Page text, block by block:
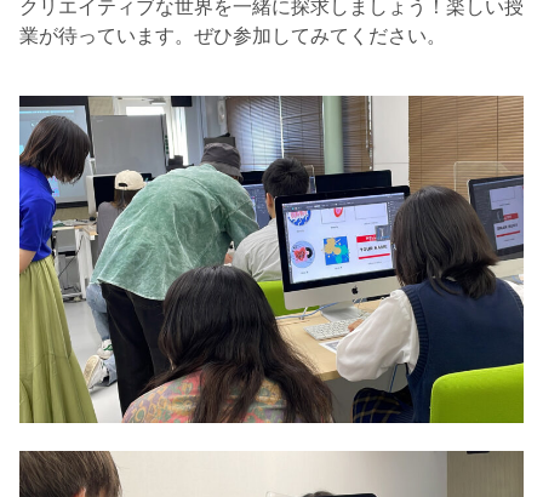
クリエイティブな世界を一緒に探求しましょう！楽しい授
業が待っています。ぜひ参加してみてください。